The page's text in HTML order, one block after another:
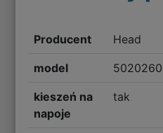
Producent Head
model
kieszeń na
napoje
tak